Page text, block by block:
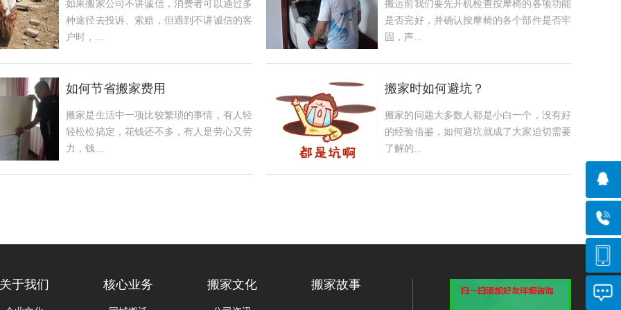
如果搬家公司不讲诚信，消费者可以通过多
种途径去投诉、索赔，但遇到不讲诚信的客
户时，...
搬运前我们要先开机检查按摩椅的各项功能
是否完好，并确认按摩椅的各个部件是否牢
固，声...
如何节省搬家费用
搬家是生活中一项比较繁琐的事情，有人轻
轻松松搞定，花钱还不多，有人是劳心又劳
力，钱...
搬家时如何避坑？
搬家的问题大多数人都是小白一个，没有好
的经验借鉴，如何避坑就成了大家迫切需要
了解的...
关于我们 核心业务 搬家文化 搬家故事